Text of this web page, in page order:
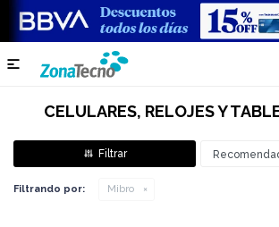

CELULARES, RELOJES Y
Filtrando por: Mibro